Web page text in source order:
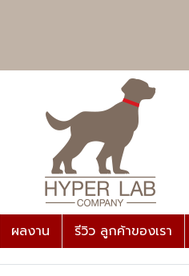
ผลงาน รีวิว ลูกค้าของเรา